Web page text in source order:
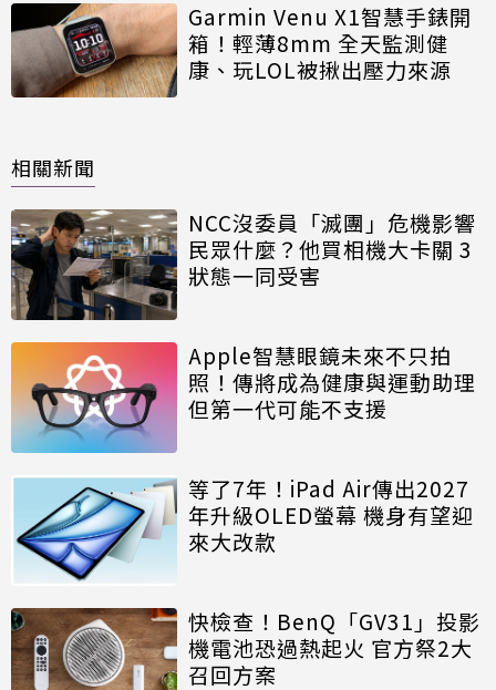
Garmin Venu X1智慧手錶開
箱！輕薄8mm 全天監測健
康、玩LOL被揪出壓力來源
相關新聞
NCC沒委員「滅團」危機影響
民眾什麼？他買相機大卡關 3
狀態一同受害
Apple智慧眼鏡未來不只拍
照！傳將成為健康與運動助理
但第一代可能不支援
等了7年！iPad Air傳出2027
年升級OLED螢幕 機身有望迎
來大改款
快檢查！BenQ「GV31」投影
機電池恐過熱起火 官方祭2大
召回方案